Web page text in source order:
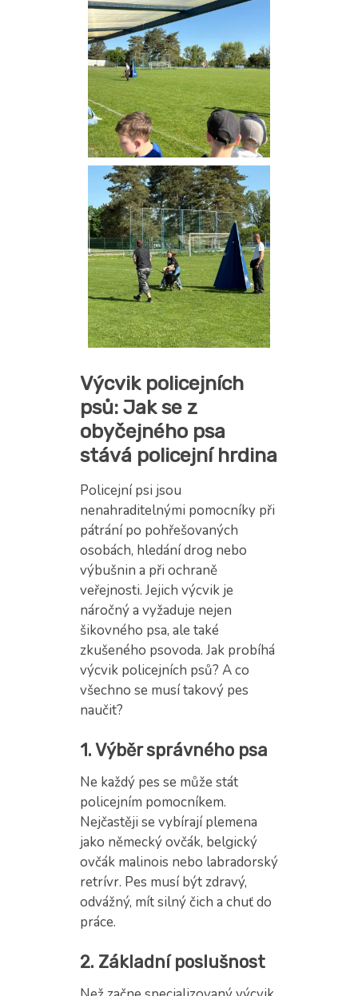
Výcvik policejních
psů: Jak se z
obyčejného psa
stává policejní hrdina
Policejní psi jsou
nenahraditelnými pomocníky při
pátrání po pohřešovaných
osobách, hledání drog nebo
výbušnin a při ochraně
veřejnosti. Jejich výcvik je
náročný a vyžaduje nejen
šikovného psa, ale také
zkušeného psovoda. Jak probíhá
výcvik policejních psů? A co
všechno se musí takový pes
naučit?
1. Výběr správného psa
Ne každý pes se může stát
policejním pomocníkem.
Nejčastěji se vybírají plemena
jako německý ovčák, belgický
ovčák malinois nebo labradorský
retrívr. Pes musí být zdravý,
odvážný, mít silný čich a chuť do
práce.
2. Základní poslušnost